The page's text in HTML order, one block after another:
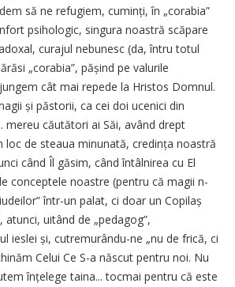
să ne refugiem, cuminți, în „corabia”
psihologic, singura noastră scăpare
curajul nebunesc (da, întru totul
„corabia”, pășind pe valurile
cât mai repede la Hristos Domnul.
și păstorii, ca cei doi ucenici din
mereu căutători ai Săi, având drept
loc de steaua minunată, credința noastră
când Îl găsim, când întâlnirea cu El
conceptele noastre (pentru că magii n-
într-un palat, ci doar un Copilaș
atunci, uitând de „pedagog”,
ieslei și, cutremurându-ne „nu de frică, ci
Celui Ce S-a născut pentru noi. Nu
înțelege taina... tocmai pentru că este